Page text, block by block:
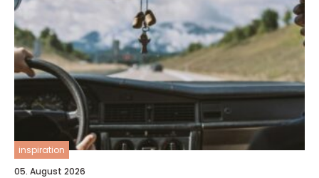
inspiration
05. August 2026